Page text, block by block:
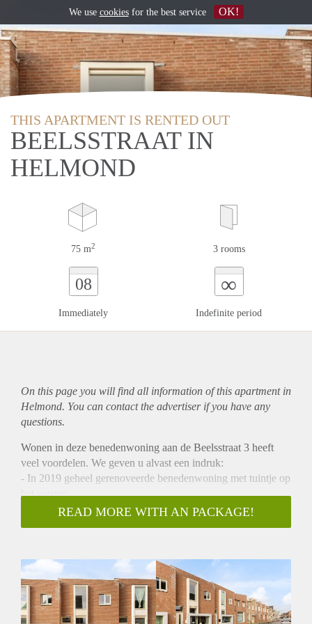
THIS APARTMENT IS RENTED OUT
BEELSSTRAAT IN
HELMOND
75 m2 3 rooms
08
Immediately
∞
Indefinite period
On this page you will find all information of this apartmentin
Helmond. You can contact the advertiser if you have any
questions.
Wonen in deze benedenwoning aan de Beelsstraat 3 heeft
veel voordelen. We geven u alvast een indruk:
- In 2019 geheel gerenoveerde benedenwoning met tuintje op
het westen
- Keuken en sanitair voorzien van alle gemakken
- Twee slaapkamers
van de stad, het NS-station en scholen
De wijk:
De binnenstad is een sfeervolle wijk met karakter. De ligging
nabij het centrum, de uitvalswegen en het NS-station. Maar
READ MORE WITH AN PACKAGE!
We use cookiesfor the best service OK!